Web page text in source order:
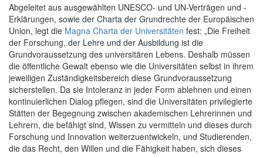
Abgeleitet aus ausgewählten UNESCO- und UN-Verträgen und -
Erklärungen, sowie der Charta der Grundrechte der Europäischen
Union, legt die Magna Charta der Universitäten fest: „Die Freiheit
der Forschung, der Lehre und der Ausbildung ist die
Grundvoraussetzung des universitären Lebens. Deshalb müssen
die öffentliche Gewalt ebenso wie die Universitäten selbst in ihrem
jeweiligen Zuständigkeitsbereich diese Grundvoraussetzung
sicherstellen. Da sie Intoleranz in jeder Form ablehnen und einen
kontinuierlichen Dialog pflegen, sind die Universitäten privilegierte
Stätten der Begegnung zwischen akademischen Lehrerinnen und
Lehrern, die befähigt sind, Wissen zu vermitteln und dieses durch
Forschung und Innovation weiterzuentwickeln, und Studierenden,
die das Recht, den Willen und die Fähigkeit haben, sich dieses